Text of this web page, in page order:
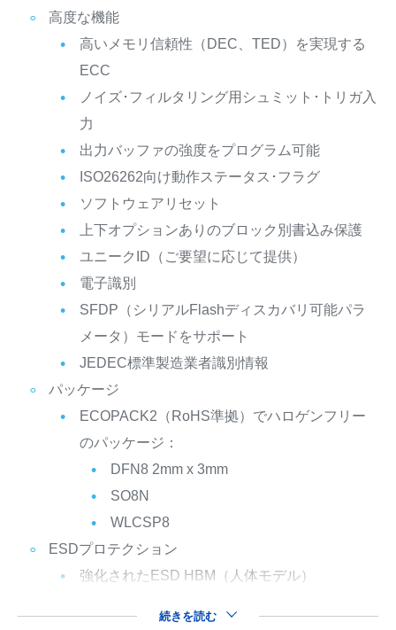
高度な機能
高いメモリ信頼性（DEC、TED）を実現する
ECC
ノイズ･フィルタリング用シュミット･トリガ入
力
出力バッファの強度をプログラム可能
ISO26262向け動作ステータス･フラグ
ソフトウェアリセット
上下オプションありのブロック別書込み保護
ユニークID（ご要望に応じて提供）
電子識別
SFDP（シリアルFlashディスカバリ可能パラ
メータ）モードをサポート
JEDEC標準製造業者識別情報
パッケージ
ECOPACK2（RoHS準拠）でハロゲンフリー
のパッケージ：
DFN8 2mm x 3mm
SO8N
WLCSP8
ESDプロテクション
強化されたESD HBM（人体モデル）
続きを読む